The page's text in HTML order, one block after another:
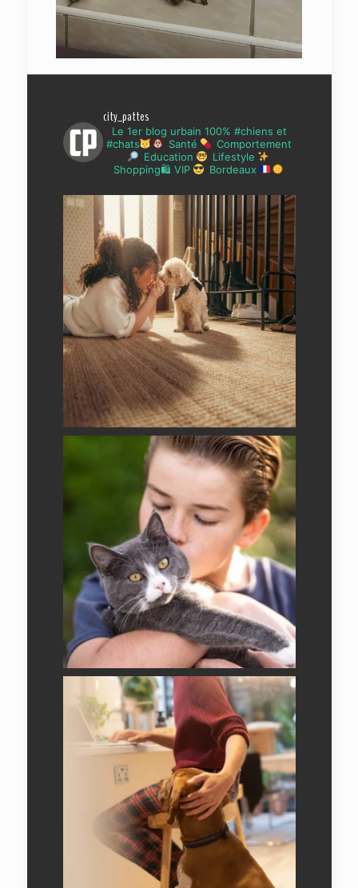
city_pattes
Le 1er blog urbain 100% #chiens et
#chats
Santé
Comportement
Education
Lifestyle
Shopping🛍 VIP
Bordeaux